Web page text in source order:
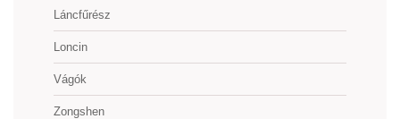
Láncfűrész
Loncin
Vágók
Zongshen